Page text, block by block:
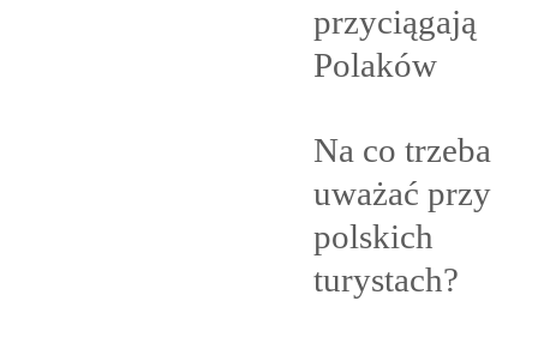
przyciągają
Polaków
Na co trzeba
uważać przy
polskich
turystach?